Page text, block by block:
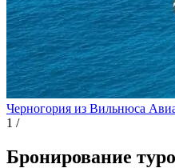
Черногория из Вильнюса
1 /
Бронирование